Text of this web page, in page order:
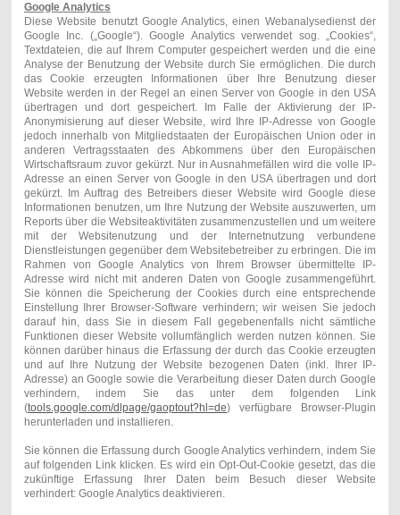
Google Analytics
Diese Website benutzt Google Analytics, einen Webanalysedienst der
Google Inc. („Google“). Google Analytics verwendet sog. „Cookies“,
Textdateien, die auf Ihrem Computer gespeichert werden und die eine
Analyse der Benutzung der Website durch Sie ermöglichen. Die durch
das Cookie erzeugten Informationen über Ihre Benutzung dieser
Website werden in der Regel an einen Server von Google in den USA
übertragen und dort gespeichert. Im Falle der Aktivierung der IP-
Anonymisierung auf dieser Website, wird Ihre IP-Adresse von Google
jedoch innerhalb von Mitgliedstaaten der Europäischen Union oder in
anderen Vertragsstaaten des Abkommens über den Europäischen
Wirtschaftsraum zuvor gekürzt. Nur in Ausnahmefällen wird die volle IP-
Adresse an einen Server von Google in den USA übertragen und dort
gekürzt. Im Auftrag des Betreibers dieser Website wird Google diese
Informationen benutzen, um Ihre Nutzung der Website auszuwerten, um
Reports über die Websiteaktivitäten zusammenzustellen und um weitere
mit der Websitenutzung und der Internetnutzung verbundene
Dienstleistungen gegenüber dem Websitebetreiber zu erbringen. Die im
Rahmen von Google Analytics von Ihrem Browser übermittelte IP-
Adresse wird nicht mit anderen Daten von Google zusammengeführt.
Sie können die Speicherung der Cookies durch eine entsprechende
Einstellung Ihrer Browser-Software verhindern; wir weisen Sie jedoch
darauf hin, dass Sie in diesem Fall gegebenenfalls nicht sämtliche
Funktionen dieser Website vollumfänglich werden nutzen können. Sie
können darüber hinaus die Erfassung der durch das Cookie erzeugten
und auf Ihre Nutzung der Website bezogenen Daten (inkl. Ihrer IP-
Adresse) an Google sowie die Verarbeitung dieser Daten durch Google
verhindern, indem Sie das unter dem folgenden Link
(tools.google.com/dlpage/gaoptout?hl=de) verfügbare Browser-Plugin
herunterladen und installieren.
Sie können die Erfassung durch Google Analytics verhindern, indem Sie
auf folgenden Link klicken. Es wird ein Opt-Out-Cookie gesetzt, das die
zukünftige Erfassung Ihrer Daten beim Besuch dieser Website
verhindert: Google Analytics deaktivieren.